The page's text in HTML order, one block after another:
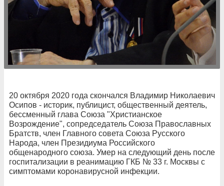
20 октября 2020 года скончался Владимир Николаевич
Осипов - историк, публицист, общественный деятель,
бессменный глава Союза "Христианское
Возрождение", сопредседатель Союза Православных
Братств, член Главного совета Союза Русского
Народа, член Президиума Российского
общенародного союза. Умер на следующий день после
госпитализации в реанимацию ГКБ № 33 г. Москвы с
симптомами коронавирусной инфекции.